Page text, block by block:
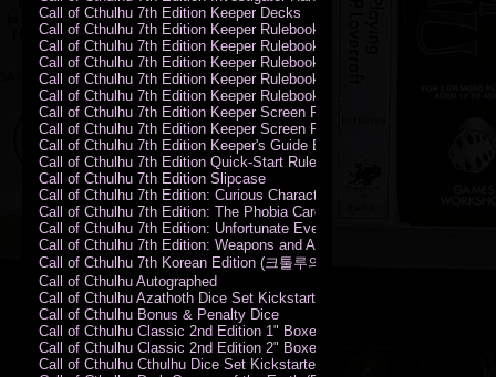
Call of Cthulhu 7th Edition Keeper Decks
Call of Cthulhu 7th Edition Keeper Rulebook (PDF)
Call of Cthulhu 7th Edition Keeper Rulebook Backer Proof (PDF)
Call of Cthulhu 7th Edition Keeper Rulebook Hardcover
Call of Cthulhu 7th Edition Keeper Rulebook Leatherette
Call of Cthulhu 7th Edition Keeper Rulebook Softcover
Call of Cthulhu 7th Edition Keeper Screen Pack
Call of Cthulhu 7th Edition Keeper Screen Pack (PDF)
Call of Cthulhu 7th Edition Keeper's Guide El Artesano del Rey Edition
Call of Cthulhu 7th Edition Quick-Start Rules (PDF)
Call of Cthulhu 7th Edition Slipcase
Call of Cthulhu 7th Edition: Curious Characters Card Deck
Call of Cthulhu 7th Edition: The Phobia Card Deck
Call of Cthulhu 7th Edition: Unfortunate Events Card Deck
Call of Cthulhu 7th Edition: Weapons and Artifacts Card Deck
Call of Cthulhu 7th Korean Edition (크툴루의 부름: 수호자 룰북)
Call of Cthulhu Autographed
Call of Cthulhu Azathoth Dice Set Kickstarter Edition
Call of Cthulhu Bonus & Penalty Dice
Call of Cthulhu Classic 2nd Edition 1" Boxed Rules Set
Call of Cthulhu Classic 2nd Edition 2" Boxed Rules Set
Call of Cthulhu Cthulhu Dice Set Kickstarter Edition